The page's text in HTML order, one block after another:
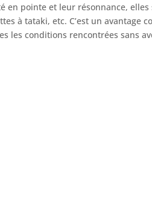
en pointe et leur résonnance,
à tataki, etc. C’est un avantage
les conditions rencontrées sans